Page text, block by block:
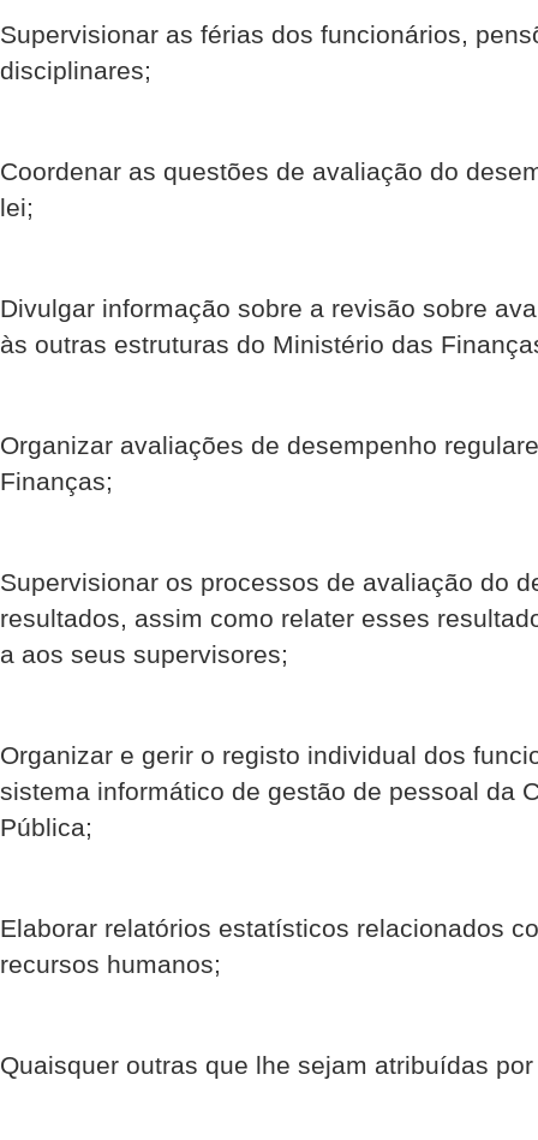
Supervisionar as férias dos funcionários,
disciplinares;
Coordenar as questões de avaliação do
lei;
Divulgar informação sobre a revisão sobre
às outras estruturas do Ministério das
Organizar avaliações de desempenho
Finanças;
Supervisionar os processos de avaliação do
resultados, assim como relater esses
a aos seus supervisores;
Organizar e gerir o registo individual dos
sistema informático de gestão de pessoal da
Pública;
Elaborar relatórios estatísticos relacionados
recursos humanos;
Quaisquer outras que lhe sejam atribuídas